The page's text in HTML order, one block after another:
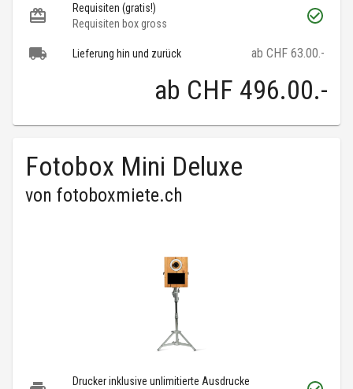
Requisiten (gratis!)
Requisiten box gross
Lieferung hin und zurück ab CHF 63.00.-
ab CHF 496.00.-
Fotobox Mini Deluxe
von fotoboxmiete.ch
Drucker inklusive unlimitierte Ausdrucke